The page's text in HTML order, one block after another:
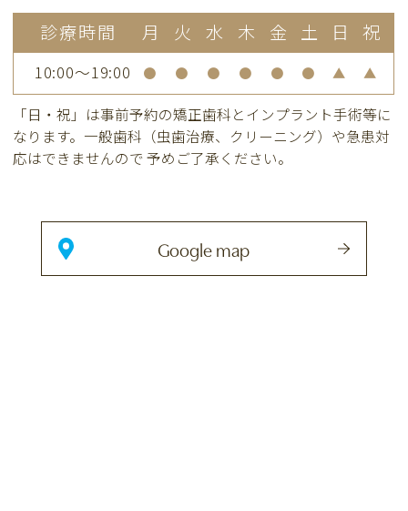
診療時間 月 火 水 木 金 土 日 祝
10:00～19:00 ● ● ● ● ● ● ▲ ▲
「日・祝」は事前予約の矯正歯科とインプラント手術等に
なります。 一般歯科（虫歯治療、クリーニング）や急患対
応はできませんので予めご了承ください。
Google map